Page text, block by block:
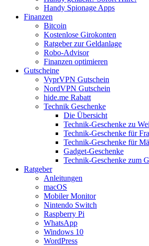
Handy Spionage Apps
Finanzen
Bitcoin
Kostenlose Girokonten
Ratgeber zur Geldanlage
Robo-Advisor
Finanzen optimieren
Gutscheine
VyprVPN Gutschein
NordVPN Gutschein
hide.me Rabatt
Technik Geschenke
Die Übersicht
Technik-Geschenke zu
Technik-Geschenke für
Technik-Geschenke für
Gadget-Geschenke
Technik-Geschenke zum
Ratgeber
Anleitungen
macOS
Mobiler Monitor
Nintendo Switch
Raspberry Pi
WhatsApp
Windows 10
WordPress